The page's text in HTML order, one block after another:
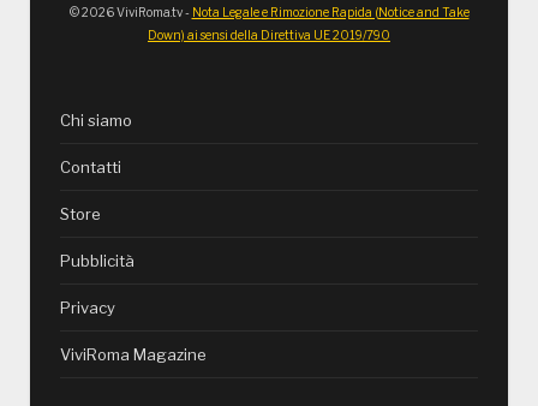
© 2026 ViviRoma.tv - Nota Legale e Rimozione Rapida (Notice and Take
Down) ai sensi della Direttiva UE 2019/790
Chi siamo
Contatti
Store
Pubblicità
Privacy
ViviRoma Magazine